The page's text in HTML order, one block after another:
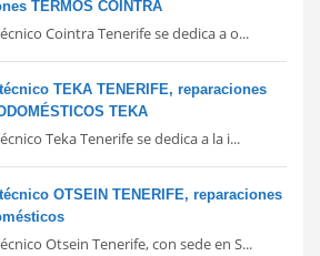
TERMOS COINTRA
Cointra Tenerife se dedica a o...
TEKA TENERIFE, reparaciones
TEKA
Teka Tenerife se dedica a la i...
OTSEIN TENERIFE, reparaciones
Otsein Tenerife, con sede en S...